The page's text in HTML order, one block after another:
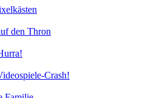
den Thron
Crash!